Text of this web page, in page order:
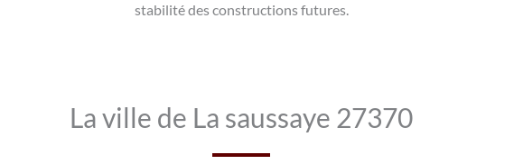
stabilité des constructions futures.
La ville de La saussaye 27370